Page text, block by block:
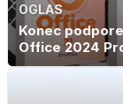
OGLAS
Konec
Office 2024